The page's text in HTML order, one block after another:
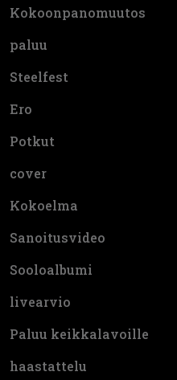
Kokoonpanomuutos
paluu
Steelfest
Ero
Potkut
cover
Kokoelma
Sanoitusvideo
Sooloalbumi
livearvio
Paluu keikkalavoille
haastattelu